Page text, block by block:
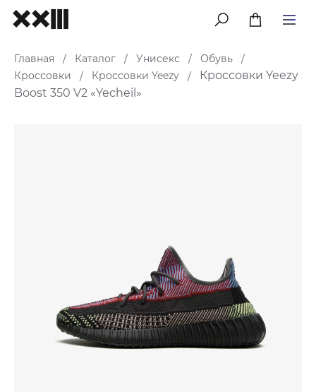
меню
Главная / Каталог / Унисекс / Обувь
/
Кроссовки
/ Кроссовки Yeezy /
Кроссовки Yeezy
Boost 350 V2 «Yecheil»